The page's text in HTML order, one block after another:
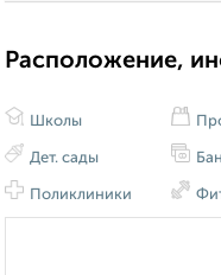
Расположение,
Школы
Дет. сады
Поликлиники